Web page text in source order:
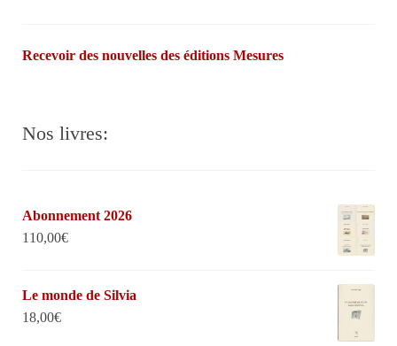
Recevoir des nouvelles des éditions Mesures
Nos livres:
Abonnement 2026
110,00€
Le monde de Silvia
18,00€